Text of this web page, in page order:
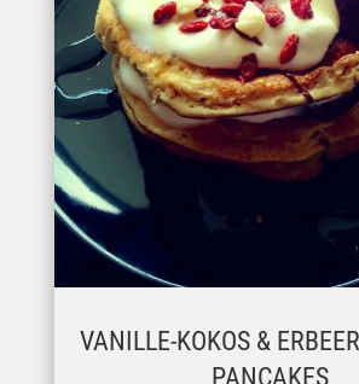
VANILLE-KOKOS &
PANCAKES